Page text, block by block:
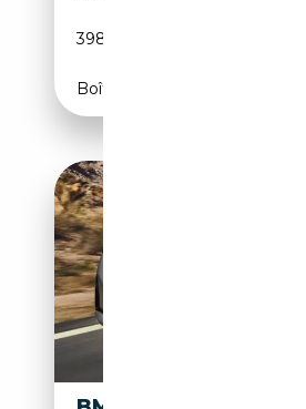
398 CH (293 kW)
Boîte automatique